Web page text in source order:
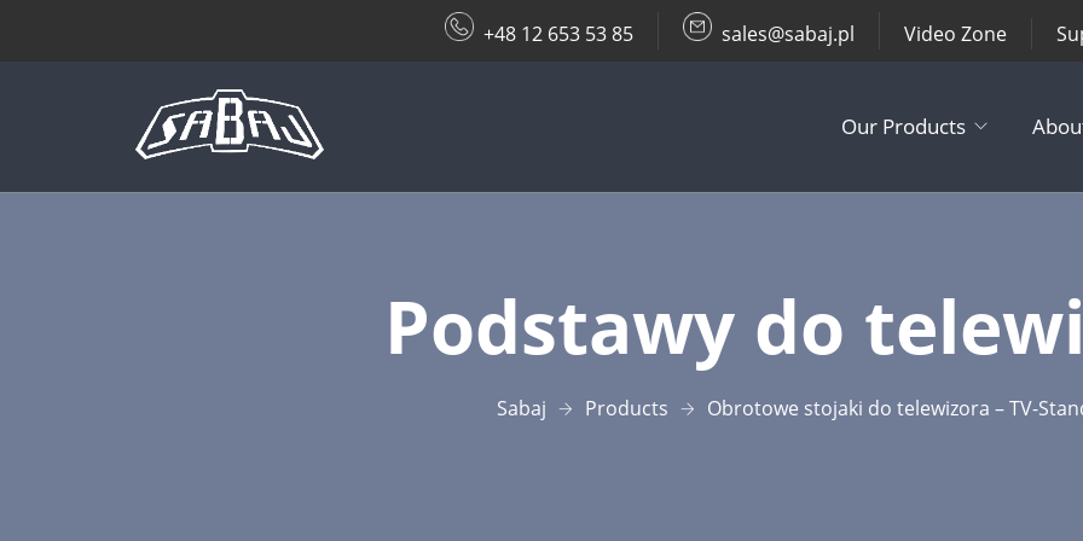
+48 12 653 53 85 sales@sabaj.pl Video Zone
Our Products
Ceiling / Wall
Podstawy do
Sabaj Products Obrotowe stojaki do telewizora – TV-